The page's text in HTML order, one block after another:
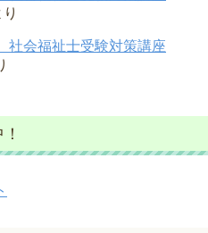
り
社会福祉士受験対策講座